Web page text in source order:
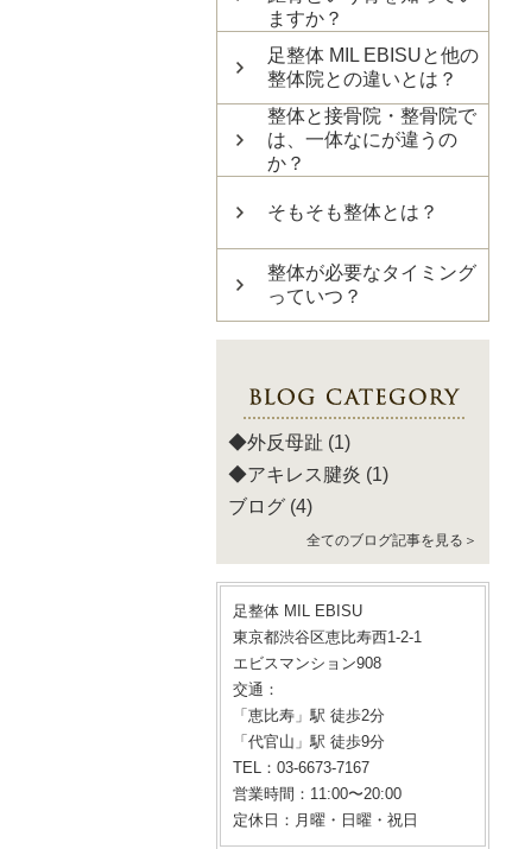
ますか？
足整体 MIL EBISUと他の
整体院との違いとは？
整体と接骨院・整骨院で
は、一体なにが違うの
か？
そもそも整体とは？
整体が必要なタイミング
っていつ？
◆外反母趾 (1)
◆アキレス腱炎 (1)
ブログ (4)
全てのブログ記事を見る＞
足整体 MIL EBISU
東京都渋谷区恵比寿西1-2-1
エビスマンション908
交通：
「恵比寿」駅 徒歩2分
「代官山」駅 徒歩9分
TEL：03-6673-7167
営業時間：11:00〜20:00
定休日：月曜・日曜・祝日